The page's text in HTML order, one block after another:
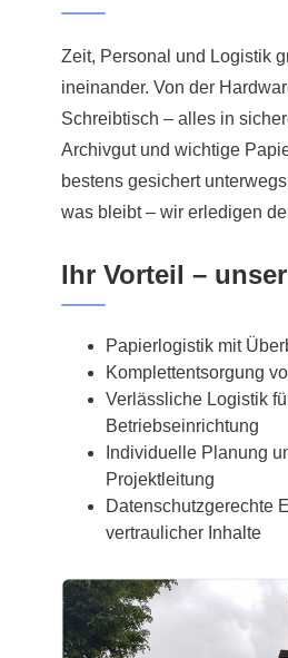
Zeit, Personal und Logistik
ineinander. Von der
Schreibtisch – alles in
Archivgut und wichtige
bestens gesichert
was bleibt – wir erledigen
Ihr Vorteil –
Papierlogistik mit
Komplettentsorgung
Verlässliche Logistik
Betriebseinrichtung
Individuelle Planung
Projektleitung
Datenschutzgerechte
vertraulicher Inhalte